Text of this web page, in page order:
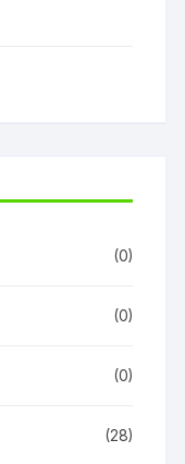
(0)
(0)
(0)
(28)